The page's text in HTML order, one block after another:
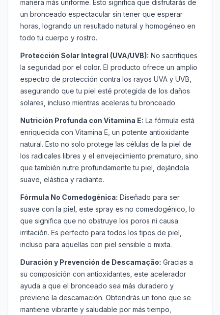
manera más uniforme. Esto significa que disfrutarás de
un bronceado espectacular sin tener que esperar
horas, logrando un resultado natural y homogéneo en
todo tu cuerpo y rostro.
Protección Solar Integral (UVA/UVB): No sacrifiques
la seguridad por el color. El producto ofrece un amplio
espectro de protección contra los rayos UVA y UVB,
asegurando que tu piel esté protegida de los daños
solares, incluso mientras aceleras tu bronceado.
Nutrición Profunda con Vitamina E: La fórmula está
enriquecida con Vitamina E, un potente antioxidante
natural. Esto no solo protege las células de la piel de
los radicales libres y el envejecimiento prematuro, sino
que también nutre profundamente tu piel, dejándola
suave, elástica y radiante.
Fórmula No Comedogénica: Diseñado para ser
suave con la piel, este spray es no comedogénico, lo
que significa que no obstruye los poros ni causa
irritación. Es perfecto para todos los tipos de piel,
incluso para aquellas con piel sensible o mixta.
Duración y Prevención de Descamação: Gracias a
su composición con antioxidantes, este acelerador
ayuda a que el bronceado sea más duradero y
previene la descamación. Obtendrás un tono que se
mantiene vibrante y saludable por más tiempo,